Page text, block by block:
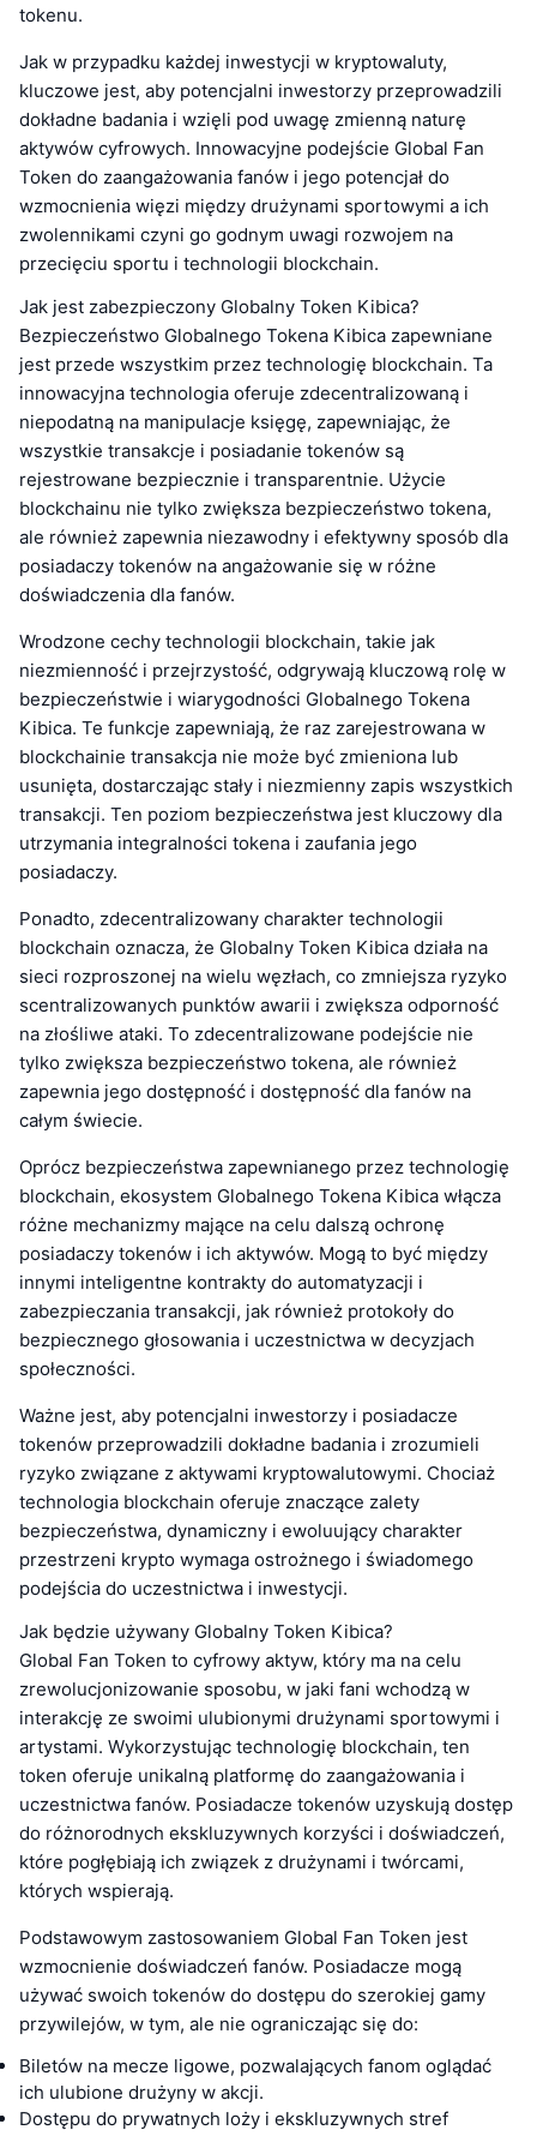
tokenu.
Jak w przypadku każdej inwestycji w kryptowaluty,
kluczowe jest, aby potencjalni inwestorzy przeprowadzili
dokładne badania i wzięli pod uwagę zmienną naturę
aktywów cyfrowych. Innowacyjne podejście Global Fan
Token do zaangażowania fanów i jego potencjał do
wzmocnienia więzi między drużynami sportowymi a ich
zwolennikami czyni go godnym uwagi rozwojem na
przecięciu sportu i technologii blockchain.
Jak jest zabezpieczony Globalny Token Kibica?
Bezpieczeństwo Globalnego Tokena Kibica zapewniane
jest przede wszystkim przez technologię blockchain. Ta
innowacyjna technologia oferuje zdecentralizowaną i
niepodatną na manipulacje księgę, zapewniając, że
wszystkie transakcje i posiadanie tokenów są
rejestrowane bezpiecznie i transparentnie. Użycie
blockchainu nie tylko zwiększa bezpieczeństwo tokena,
ale również zapewnia niezawodny i efektywny sposób dla
posiadaczy tokenów na angażowanie się w różne
doświadczenia dla fanów.
Wrodzone cechy technologii blockchain, takie jak
niezmienność i przejrzystość, odgrywają kluczową rolę w
bezpieczeństwie i wiarygodności Globalnego Tokena
Kibica. Te funkcje zapewniają, że raz zarejestrowana w
blockchainie transakcja nie może być zmieniona lub
usunięta, dostarczając stały i niezmienny zapis wszystkich
transakcji. Ten poziom bezpieczeństwa jest kluczowy dla
utrzymania integralności tokena i zaufania jego
posiadaczy.
Ponadto, zdecentralizowany charakter technologii
blockchain oznacza, że Globalny Token Kibica działa na
sieci rozproszonej na wielu węzłach, co zmniejsza ryzyko
scentralizowanych punktów awarii i zwiększa odporność
na złośliwe ataki. To zdecentralizowane podejście nie
tylko zwiększa bezpieczeństwo tokena, ale również
zapewnia jego dostępność i dostępność dla fanów na
całym świecie.
Oprócz bezpieczeństwa zapewnianego przez technologię
blockchain, ekosystem Globalnego Tokena Kibica włącza
różne mechanizmy mające na celu dalszą ochronę
posiadaczy tokenów i ich aktywów. Mogą to być między
innymi inteligentne kontrakty do automatyzacji i
zabezpieczania transakcji, jak również protokoły do
bezpiecznego głosowania i uczestnictwa w decyzjach
społeczności.
Ważne jest, aby potencjalni inwestorzy i posiadacze
tokenów przeprowadzili dokładne badania i zrozumieli
ryzyko związane z aktywami kryptowalutowymi. Chociaż
technologia blockchain oferuje znaczące zalety
bezpieczeństwa, dynamiczny i ewoluujący charakter
przestrzeni krypto wymaga ostrożnego i świadomego
podejścia do uczestnictwa i inwestycji.
Jak będzie używany Globalny Token Kibica?
Global Fan Token to cyfrowy aktyw, który ma na celu
zrewolucjonizowanie sposobu, w jaki fani wchodzą w
interakcję ze swoimi ulubionymi drużynami sportowymi i
artystami. Wykorzystując technologię blockchain, ten
token oferuje unikalną platformę do zaangażowania i
uczestnictwa fanów. Posiadacze tokenów uzyskują dostęp
do różnorodnych ekskluzywnych korzyści i doświadczeń,
które pogłębiają ich związek z drużynami i twórcami,
których wspierają.
Podstawowym zastosowaniem Global Fan Token jest
wzmocnienie doświadczeń fanów. Posiadacze mogą
używać swoich tokenów do dostępu do szerokiej gamy
przywilejów, w tym, ale nie ograniczając się do:
Biletów na mecze ligowe, pozwalających fanom oglądać
ich ulubione drużyny w akcji.
Dostępu do prywatnych loży i ekskluzywnych stref